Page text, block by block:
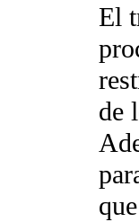
El
de